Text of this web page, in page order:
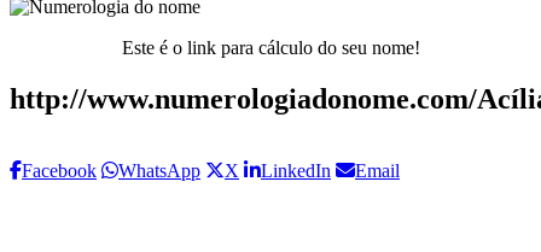
Este é o link para cálculo do seu nome!
http://www.numerologiadonome.com/
Facebook WhatsApp X LinkedIn Email